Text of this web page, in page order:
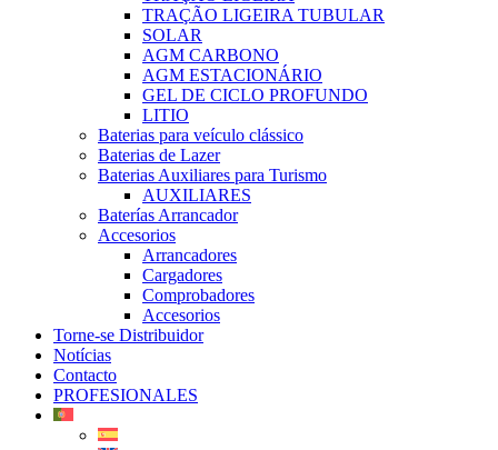
TRAÇÃO LIGEIRA TUBULAR
SOLAR
AGM CARBONO
AGM ESTACIONÁRIO
GEL DE CICLO PROFUNDO
LITIO
Baterias para veículo clássico
Baterias de Lazer
Baterias Auxiliares para Turismo
AUXILIARES
Baterías Arrancador
Accesorios
Arrancadores
Cargadores
Comprobadores
Accesorios
Torne-se Distribuidor
Notícias
Contacto
PROFESIONALES